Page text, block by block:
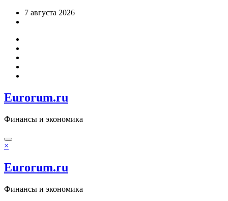
Перейти7 августа 2026
Eurorum.ru
Финансы и экономика
×
Eurorum.ru
Финансы и экономика